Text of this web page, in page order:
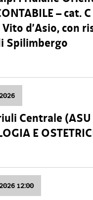
– cat.
d’Asio, con
Spilimbergo
Centrale (ASU
E
12:00